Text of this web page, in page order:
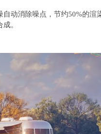
动消除噪点，节约50%的渲
。